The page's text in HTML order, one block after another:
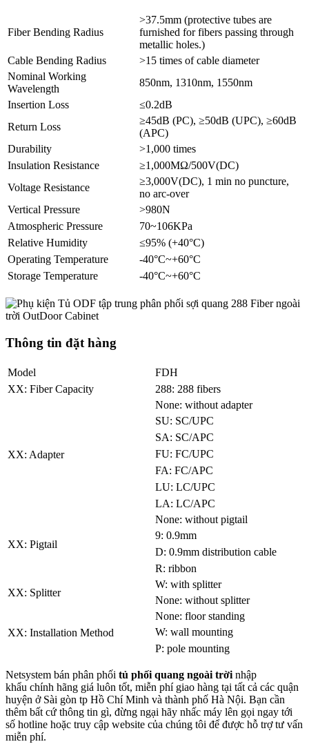
Fiber Bending Radius
>37.5mm (protective tubes are
furnished for fibers passing through
metallic holes.)
Cable Bending Radius
>15 times of cable diameter
Nominal Working
Wavelength
850nm, 1310nm, 1550nm
Insertion Loss
≤0.2dB
Return Loss
≥45dB (PC), ≥50dB (UPC), ≥60dB
(APC)
Durability
>1,000 times
Insulation Resistance
≥1,000MΩ/500V(DC)
Voltage Resistance
≥3,000V(DC), 1 min no puncture,
no arc-over
Vertical Pressure
>980N
Atmospheric Pressure
70~106KPa
Relative Humidity
≤95% (+40°C)
Operating Temperature
-40°C~+60°C
Storage Temperature
-40°C~+60°C
Thông tin đặt hàng
Model
FDH
XX: Fiber Capacity
288: 288 fibers
XX: Adapter
None: without adapter
SU: SC/UPC
SA: SC/APC
FU: FC/UPC
FA: FC/APC
LU: LC/UPC
LA: LC/APC
XX: Pigtail
None: without pigtail
9: 0.9mm
D: 0.9mm distribution cable
R: ribbon
XX: Splitter
W: with splitter
None: without splitter
XX: Installation Method
None: floor standing
W: wall mounting
P: pole mounting
Netsystem bán phân phối tủ phối quang ngoài trời nhập
khẩu chính hãng giá luôn tốt, miễn phí giao hàng tại tất cả các quận
huyện ở Sài gòn tp Hồ Chí Minh và thành phố Hà Nội. Bạn cần
thêm bất cứ thông tin gì, đừng ngại hãy nhấc máy lên gọi ngay tới
số hotline hoặc truy cập website của chúng tôi để được hỗ trợ tư vấn
miễn phí.